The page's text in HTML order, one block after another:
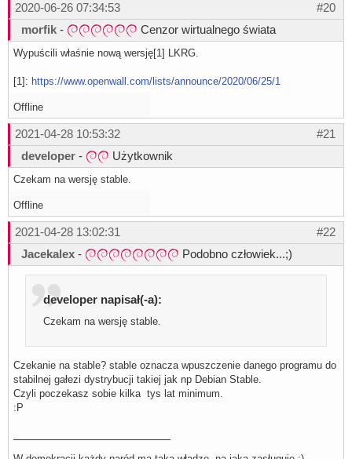
#20
2020-06-26 07:34:53
morfik - Cenzor wirtualnego świata
Wypuścili właśnie nową wersję[1] LKRG.
[1]: https://www.openwall.com/lists/announce/2020/06/25/1
Offline
#21
2021-04-28 10:53:32
developer - Użytkownik
Czekam na wersję stable.
Offline
#22
2021-04-28 13:02:31
Jacekalex - Podobno człowiek...;)
developer napisał(-a):
Czekam na wersję stable.
Czekanie na stable? stable oznacza wpuszczenie danego programu do
stabilnej gałezi dystrybucji takiej jak np Debian Stable.
Czyli poczekasz sobie kilka tys lat minimum.
:P